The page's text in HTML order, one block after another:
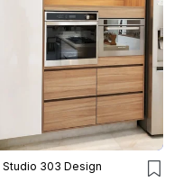
Studio 303 Design